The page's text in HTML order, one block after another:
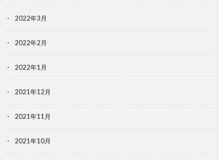
2022年3月
2022年2月
2022年1月
2021年12月
2021年11月
2021年10月